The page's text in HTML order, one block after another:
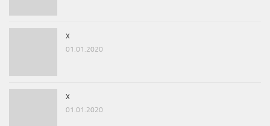
x
01.01.2020
x
01.01.2020